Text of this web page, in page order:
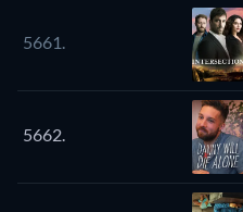
5661.
5662.